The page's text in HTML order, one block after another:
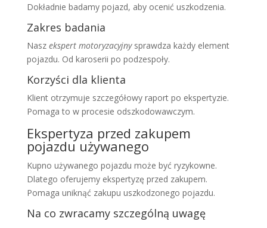
Dokładnie badamy pojazd, aby ocenić uszkodzenia.
Zakres badania
Nasz ekspert motoryzacyjnysprawdza każdy element
pojazdu. Od karoserii po podzespoły.
Korzyści dla klienta
Klient otrzymuje szczegółowy raport po ekspertyzie.
Pomaga to w procesie odszkodowawczym.
Ekspertyza przed zakupem
pojazdu używanego
Kupno używanego pojazdu może być ryzykowne.
Dlatego oferujemy ekspertyzę przed zakupem.
Pomaga uniknąć zakupu uszkodzonego pojazdu.
Na co zwracamy szczególną uwagę